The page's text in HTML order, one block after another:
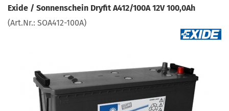
Exide / Son­nen­schein Dry­fit A412/100A 12V 100,0Ah
(Art.Nr.: SOA412-​100A)